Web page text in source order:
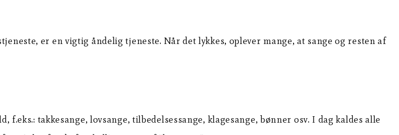
er en vigtig åndelig tjeneste. Når det lykkes, oplever mange, at sange og resten af
takkesange, lovsange, tilbedelsessange, klagesange, bønner osv. I dag kaldes alle